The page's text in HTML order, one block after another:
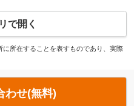
で開く
所在することを表すものであり、実際
わせ(無料)